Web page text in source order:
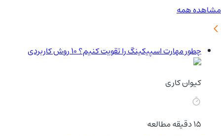
مشاهده همه
چطور مهارت اسپیکینگ را تقویت کنیم؟ 10 روش کاربردی
کیوان کاری
15دقیقه مطالعه